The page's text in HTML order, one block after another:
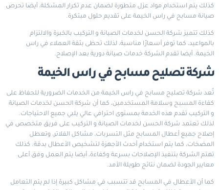
كذلك يتم استخدام مواد عزل متطورة لضمان عدم تكرار المشكلة، أيضا تحرص
صيانة مسابح في راس الخيمة على تقديم حلول مبتكرة.
كذلك تتميز شركة الحسن لخدمات الصيانة و التركيب بالخبرة والالتزام
بالمواعيد، كما توفر أسعارًا مناسبة، لذلك تحظى بثقة العملاء في راس
الخيمة. أيضا تقدم الشركة خدمات صيانة دورية بعد الإصلاح.
شركة تصليح مسابح في راس الخيمة
تُعد شركة تصليح مسابح في راس الخيمة من الخدمات الضرورية للحفاظ على
كفاءة المسبح وسلامة المستخدمين، كما أن شركة الحسن لخدمات الصيانة
و التركيب تقدم هذه الخدمة بمستوى احترافي عالي يلبي جميع الاحتياجات.
لذلك تعتمد شركة الحسن لخدمات الصيانة و التركيب على فريق متخصص في
إصلاح جميع أعطال المسابح مثل التسربات، مشاكل الفلاتر، وتعطل
المضخات، كما يتم استخدام أحدث الأجهزة لتشخيص الأعطال بدقة. كذلك
تهتم الشركة بتنفيذ الإصلاحات بسرعة وكفاءة، أيضا يتم العمل وفق أعلى
معايير الجودة لضمان نتائج طويلة الأمد.
كما أن الأعطال في المسابح قد تتسبب في مشاكل كبيرة إذا لم يتم التعامل